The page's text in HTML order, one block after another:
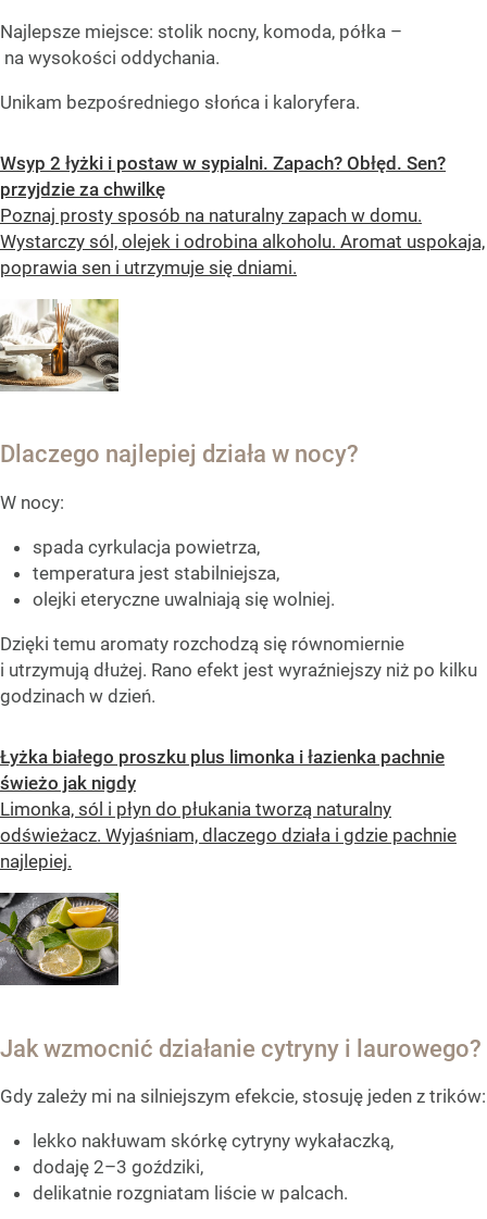
Najlepsze miejsce: stolik nocny, komoda, półka –
na wysokości oddychania.
Unikam bezpośredniego słońca i kaloryfera.
Wsyp 2 łyżki i postaw w sypialni. Zapach? Obłęd. Sen?
przyjdzie za chwilkę
Poznaj prosty sposób na naturalny zapach w domu.
Wystarczy sól, olejek i odrobina alkoholu. Aromat uspokaja,
poprawia sen i utrzymuje się dniami.
Dlaczego najlepiej działa w nocy?
W nocy:
spada cyrkulacja powietrza,
temperatura jest stabilniejsza,
olejki eteryczne uwalniają się wolniej.
Dzięki temu aromaty rozchodzą się równomiernie
i utrzymują dłużej. Rano efekt jest wyraźniejszy niż po kilku
godzinach w dzień.
Łyżka białego proszku plus limonka i łazienka pachnie
świeżo jak nigdy
Limonka, sól i płyn do płukania tworzą naturalny
odświeżacz. Wyjaśniam, dlaczego działa i gdzie pachnie
najlepiej.
Jak wzmocnić działanie cytryny i laurowego?
Gdy zależy mi na silniejszym efekcie, stosuję jeden z trików:
lekko nakłuwam skórkę cytryny wykałaczką,
dodaję 2–3 goździki,
delikatnie rozgniatam liście w palcach.